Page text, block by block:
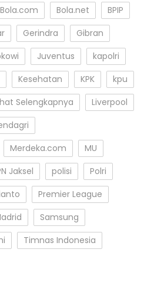
Bola.com Bola.net
BPIP
Gerindra
Gibran
Juventus
kapolri
Kesehatan KPK
kpu
Selengkapnya
Liverpool
Merdeka.com
MU
Jaksel polisi
Polri
Premier League
Samsung
Timnas Indonesia